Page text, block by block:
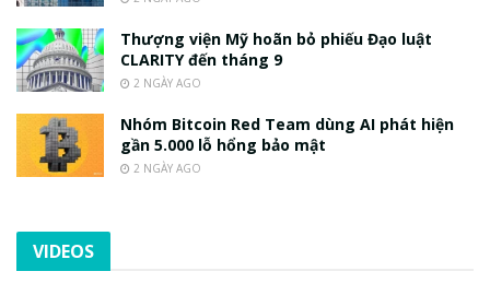
Thượng viện Mỹ hoãn bỏ phiếu Đạo luật
CLARITY đến tháng 9
2 NGÀY AGO
Nhóm Bitcoin Red Team dùng AI phát hiện
gần 5.000 lỗ hổng bảo mật
2 NGÀY AGO
VIDEOS